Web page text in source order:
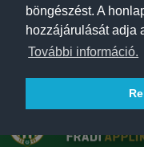
böngészést. A
hozzájárulását adja
További információ.
A